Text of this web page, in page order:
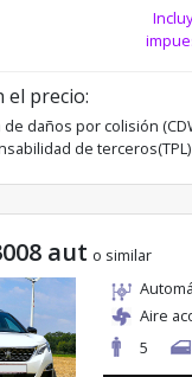
el precio:
daños por colisión
de terceros(TPL)
aut o similar
Aire
5